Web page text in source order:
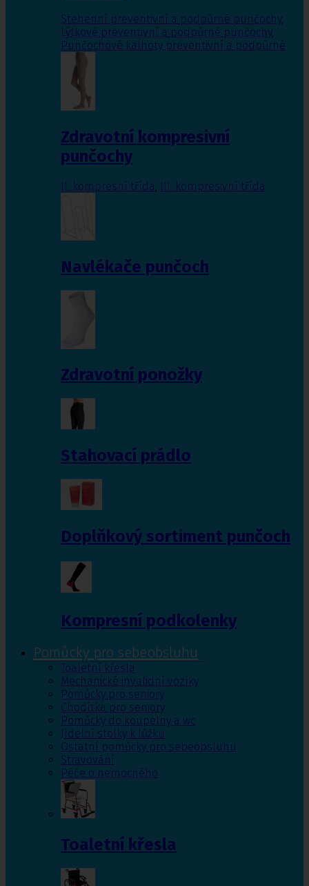
Stehenní preventivní a podpůrné punčochy,
Lýtkové preventivní a podpůrné punčochy,
Punčochové kalhoty preventivní a podpůrné
Zdravotní kompresivní
punčochy
II. kompresní třída III. kompresivní třída
Navlékače punčoch
Zdravotní ponožky
Stahovací prádlo
Doplňkový sortiment punčoch
Kompresní podkolenky
Pomůcky pro sebeobsluhu
Toaletní křesla
Mechanické invalidní vozíky
Pomůcky pro seniory
Chodítka pro seniory
Pomůcky do koupelny a wc
Jídelní stolky k lůžku
Ostatní pomůcky pro sebeobsluhu
Stravování
Péče o nemocného
Toaletní křesla